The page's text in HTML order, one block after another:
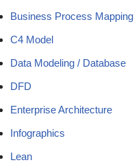
Business Process Mapping
C4 Model
Data Modeling / Database
DFD
Enterprise Architecture
Infographics
Lean